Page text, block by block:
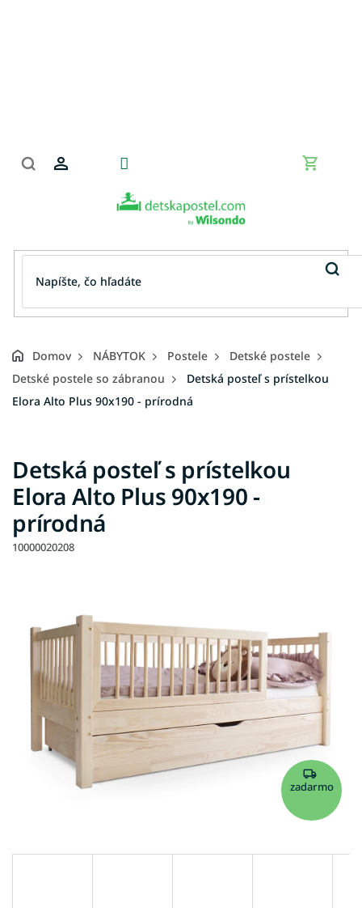
Domov NÁBYTOK Postele
Detské postele
Detské postele so zábranou
Detská posteľ s prístelkou
Elora Alto Plus 90x190 - prírodná
Detská posteľ s prístelkou
Elora Alto Plus 90x190 -
prírodná
10000020208
zadarmo